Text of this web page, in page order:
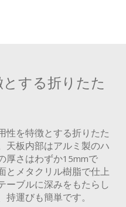
する折りたた
性を特徴とする折りたた
天板内部はアルミ製のハ
厚さはわずか15mmで
とメタクリル樹脂で仕上
ーブルに深みをもたらし
運びも簡単です。